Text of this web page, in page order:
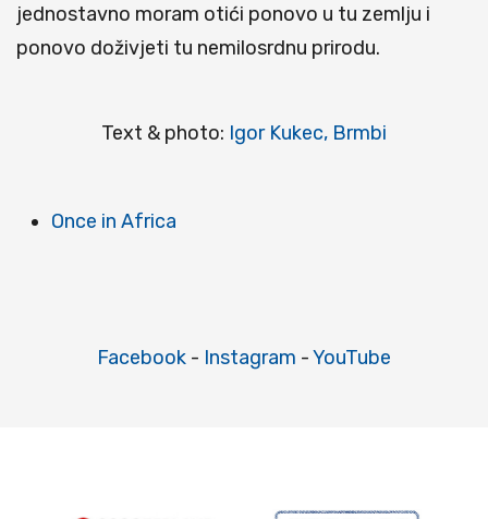
jednostavno moram otići ponovo u tu zemlju i
ponovo doživjeti tu nemilosrdnu prirodu.
Text & photo: Igor Kukec, Brmbi
Once in Africa
Facebook - Instagram -YouTube